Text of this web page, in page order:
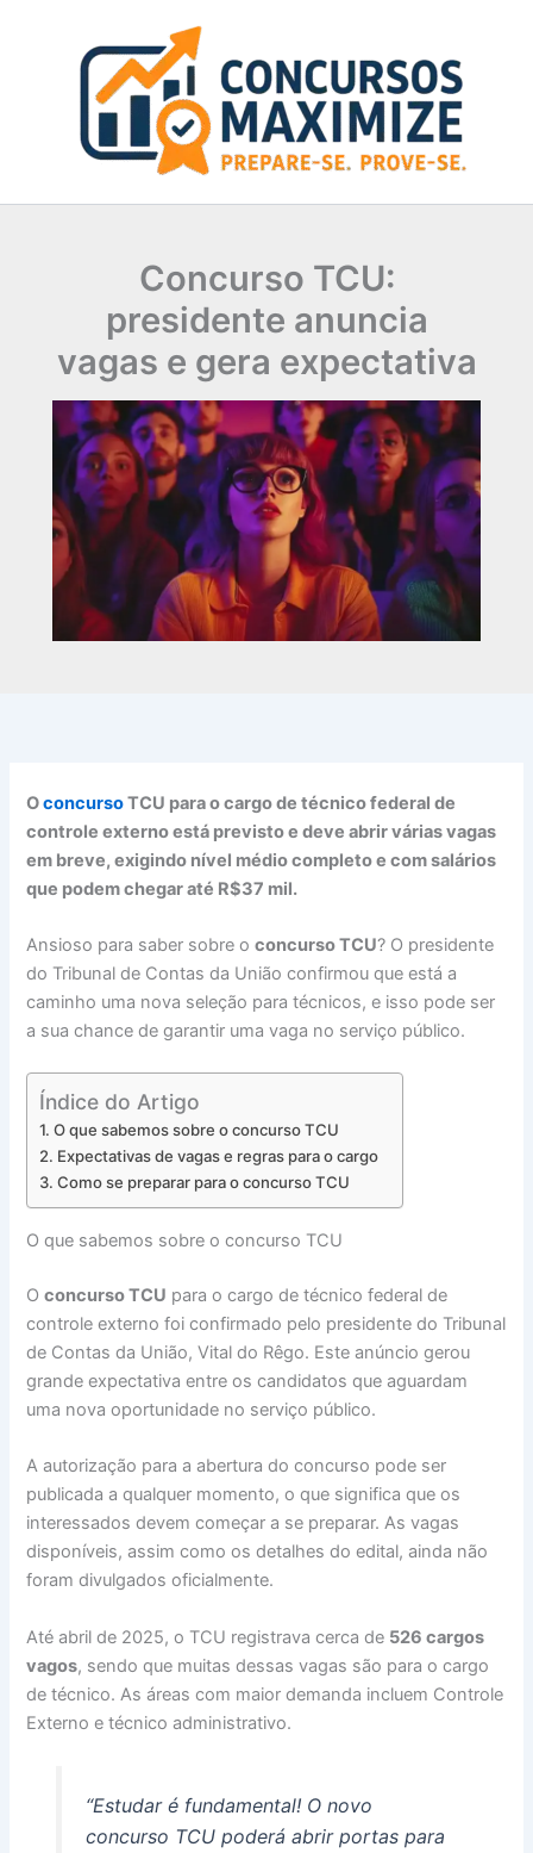
Concurso TCU:
presidente anuncia
vagas e gera expectativa
OconcursoTCU para o cargo de técnico federal de
controle externo está previsto e deve abrir várias vagas
em breve, exigindo nível médio completo e com salários
que podem chegar até R$37 mil.
Ansioso para saber sobre oconcurso TCU? O presidente
do Tribunal de Contas da União confirmou que está a
caminho uma nova seleção para técnicos, e isso pode ser
a sua chance de garantir uma vaga no serviço público.
Índice do Artigo
O que sabemos sobre o concurso TCU
Expectativas de vagas e regras para o cargo
Como se preparar para o concurso TCU
O que sabemos sobre o concurso TCU
Oconcurso TCU para o cargo de técnico federal de
controle externo foi confirmado pelo presidente do Tribunal
de Contas da União, Vital do Rêgo. Este anúncio gerou
grande expectativa entre os candidatos que aguardam
uma nova oportunidade no serviço público.
A autorização para a abertura do concurso pode ser
publicada a qualquer momento, o que significa que os
interessados devem começar a se preparar. As vagas
disponíveis, assim como os detalhes do edital, ainda não
foram divulgados oficialmente.
Até abril de 2025, o TCU registrava cerca de 526 cargos
vagos, sendo que muitas dessas vagas são para o cargo
de técnico. As áreas com maior demanda incluem Controle
Externo e técnico administrativo.
“Estudar é fundamental! O novo
concurso TCU poderá abrir portas para